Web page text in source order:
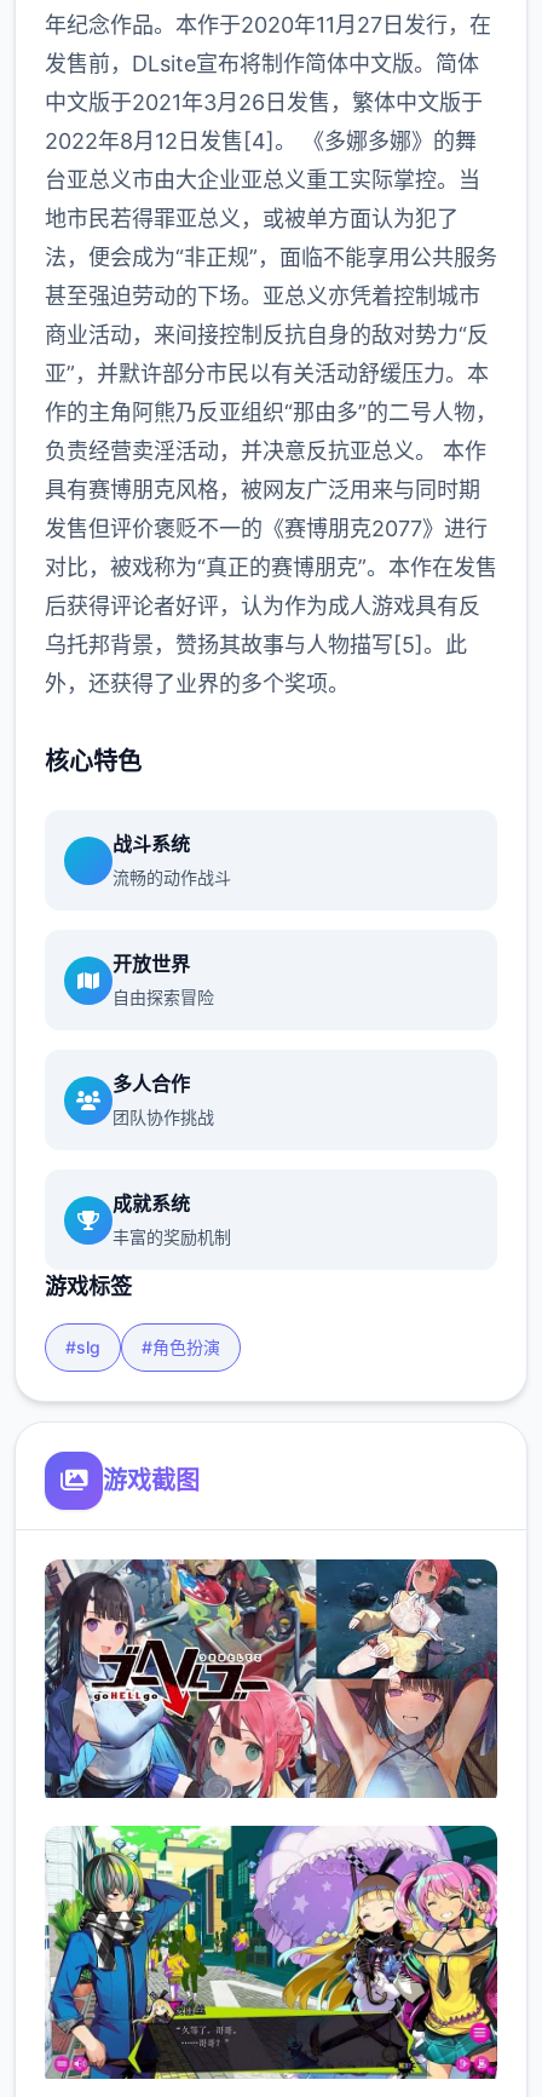
年纪念作品。本作于2020年11月27日发行，在
发售前，DLsite宣布将制作简体中文版。简体
中文版于2021年3月26日发售，繁体中文版于
2022年8月12日发售[4]。 《多娜多娜》的舞
台亚总义市由大企业亚总义重工实际掌控。当
地市民若得罪亚总义，或被单方面认为犯了
法，便会成为“非正规”，面临不能享用公共服务
甚至强迫劳动的下场。亚总义亦凭着控制城市
商业活动，来间接控制反抗自身的敌对势力“反
亚”，并默许部分市民以有关活动舒缓压力。本
作的主角阿熊乃反亚组织“那由多”的二号人物，
负责经营卖淫活动，并决意反抗亚总义。 本作
具有赛博朋克风格，被网友广泛用来与同时期
发售但评价褒贬不一的《赛博朋克2077》进行
对比，被戏称为“真正的赛博朋克”。本作在发售
后获得评论者好评，认为作为成人游戏具有反
乌托邦背景，赞扬其故事与人物描写[5]。此
外，还获得了业界的多个奖项。
核心特色
战斗系统
流畅的动作战斗
开放世界
自由探索冒险
多人合作
团队协作挑战
成就系统
丰富的奖励机制
游戏标签
#slg #角色扮演
游戏截图